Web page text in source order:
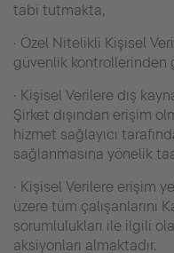
tabi tutmakta,
· Özel Nitelikli Kişisel
güvenlik kontrollerinden
· Kişisel Verilere dış
Şirket dışından erişim
hizmet sağlayıcı
sağlanmasına yönelik
· Kişisel Verilere erişim
üzere tüm çalışanlarını
sorumlulukları ile ilgili
aksiyonları almaktadır.